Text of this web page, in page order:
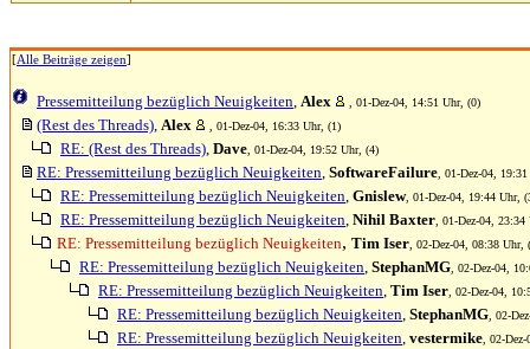
[Alle Beiträge zeigen]
Pressemitteilung bezüglich Neuigkeiten, Alex , 01-Dez-04, 14:51 Uhr, (0)
(Rest des Threads), Alex , 01-Dez-04, 16:33 Uhr, (1)
RE: (Rest des Threads), Dave , 01-Dez-04, 19:52 Uhr, (4)
RE: Pressemitteilung bezüglich Neuigkeiten, SoftwareFailure , 01-Dez-04,
RE: Pressemitteilung bezüglich Neuigkeiten, Gnislew, 01-Dez-04, 19:44 Uhr,
RE: Pressemitteilung bezüglich Neuigkeiten, Nihil Baxter , 01-Dez-04,
RE: Pressemitteilung bezüglich Neuigkeiten, Tim Iser , 02-Dez-04, 08:38 Uhr,
RE: Pressemitteilung bezüglich Neuigkeiten, StephanMG , 02-Dez-04,
RE: Pressemitteilung bezüglich Neuigkeiten, Tim Iser , 02-Dez-04,
RE: Pressemitteilung bezüglich Neuigkeiten, StephanMG , 02-
RE: Pressemitteilung bezüglich Neuigkeiten, vestermike , 02-